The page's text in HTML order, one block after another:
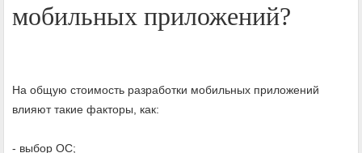
мобильных приложений?
На общую стоимость разработки мобильных приложений
влияют такие факторы, как:
- выбор ОС;